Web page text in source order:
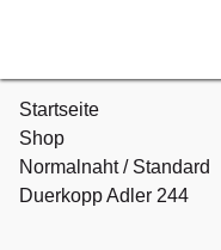
Startseite
Shop
Normalnaht / Standard
Duerkopp Adler 244